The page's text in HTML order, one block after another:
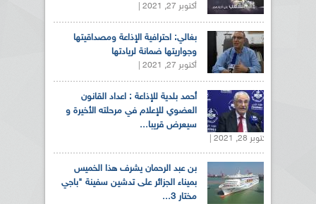
أكتوبر 27, 2021 |
بغالي: احترافية الإذاعة ومصداقيتها
وجواريتها ضمانة لريادتها
أكتوبر 27, 2021 |
أحمد بلدية للإذاعة : اعداد القانون
العضوي للإعلام في مرحلته الأخيرة و
سيعرض قريبا...
أكتوبر 28, 2021 |
بن عبد الرحمان يشرف هذا الخميس
بميناء الجزائر على تدشين سفينة "باجي
مختار 3...